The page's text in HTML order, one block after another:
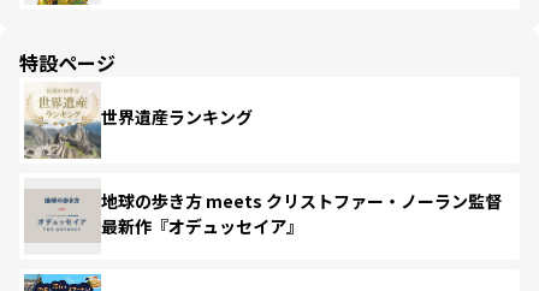
特設ページ
世界遺産ランキング
地球の歩き方 meets クリストファー・ノーラン監督
最新作『オデュッセイア』